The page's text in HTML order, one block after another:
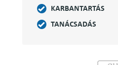
KARBANTARTÁS
TANÁCSADÁS